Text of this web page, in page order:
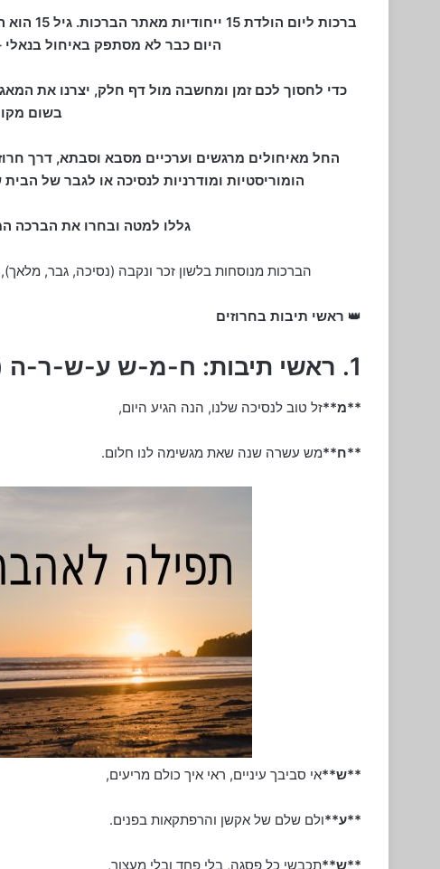
ברכות
היום כבר לא מסתפק באיחול
בשום
החל מאיחולים מרגשים וערכיים מסבא וסבתא, דרך
הומוריסטיות ומודרניות לנסיכה או לגבר של
גללו למטה ובחרו את הברכה
הברכות מנוסחות בלשון זכר ונקבה (נסיכה, גבר,
👑 ראשי תיבות בחרוזים
1. ראשי תיבות: ח-מ-ש ע-ש-ר-ה (לנסיכה)
**מ**זל טוב לנסיכה שלנו, הנה הגיע היום,
**ח**מש עשרה שנה שאת מגשימה לנו חלום.
**ש**אי סביבך עיניים, ראי איך כולם מריעים,
**ע**ולם שלם של אקשן והרפתקאות בפנים.
**ש**תכבשי כל פסגה, בלי פחד ובלי מעצור,